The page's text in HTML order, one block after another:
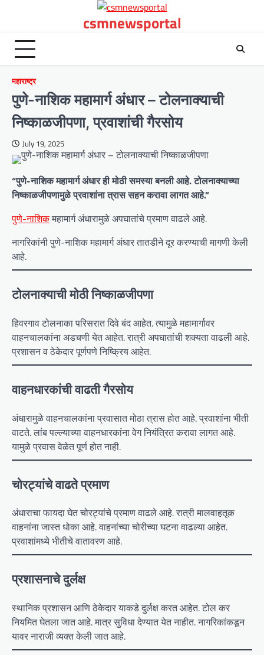
csmnewsportal
महाराष्ट्र
पुणे-नाशिक महामार्ग अंधार – टोलनाक्याची
निष्काळजीपणा, प्रवाशांची गैरसोय
July 19, 2025
“पुणे-नाशिक महामार्ग अंधार ही मोठी समस्या बनली आहे. टोलनाक्याच्या
निष्काळजीपणामुळे प्रवाशांना त्रास सहन करावा लागत आहे.”
पुणे-नाशिकमहामार्ग अंधारामुळे अपघातांचे प्रमाण वाढले आहे.
नागरिकांनी पुणे-नाशिक महामार्ग अंधार तातडीने दूर करण्याची मागणी केली
आहे.
टोलनाक्याची मोठी निष्काळजीपणा
हिवरगाव टोलनाका परिसरात दिवे बंद आहेत. त्यामुळे महामार्गावर
वाहनचालकांना अडचणी येत आहेत. रात्री अपघातांची शक्यता वाढली आहे.
प्रशासन व ठेकेदार पूर्णपणे निष्क्रिय आहेत.
वाहनधारकांची वाढती गैरसोय
अंधारामुळे वाहनचालकांना प्रवासात मोठा त्रास होत आहे. प्रवाशांना भीती
वाटते. लांब पल्ल्याच्या वाहनधारकांना वेग नियंत्रित करावा लागत आहे.
यामुळे प्रवास वेळेत पूर्ण होत नाही.
चोरट्यांचे वाढते प्रमाण
अंधाराचा फायदा घेत चोरट्यांचे प्रमाण वाढले आहे. रात्री मालवाहतूक
वाहनांना जास्त धोका आहे. वाहनांच्या चोरीच्या घटना वाढल्या आहेत.
प्रवाशांमध्ये भीतीचे वातावरण आहे.
प्रशासनाचे दुर्लक्ष
स्थानिक प्रशासन आणि ठेकेदार याकडे दुर्लक्ष करत आहेत. टोल कर
नियमित घेतला जात आहे. मात्र सुविधा देण्यात येत नाहीत. नागरिकांकडून
यावर नाराजी व्यक्त केली जात आहे.